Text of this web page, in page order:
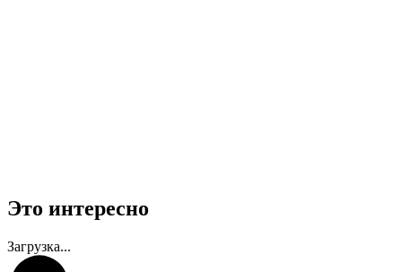
Это интересно
Загрузка...